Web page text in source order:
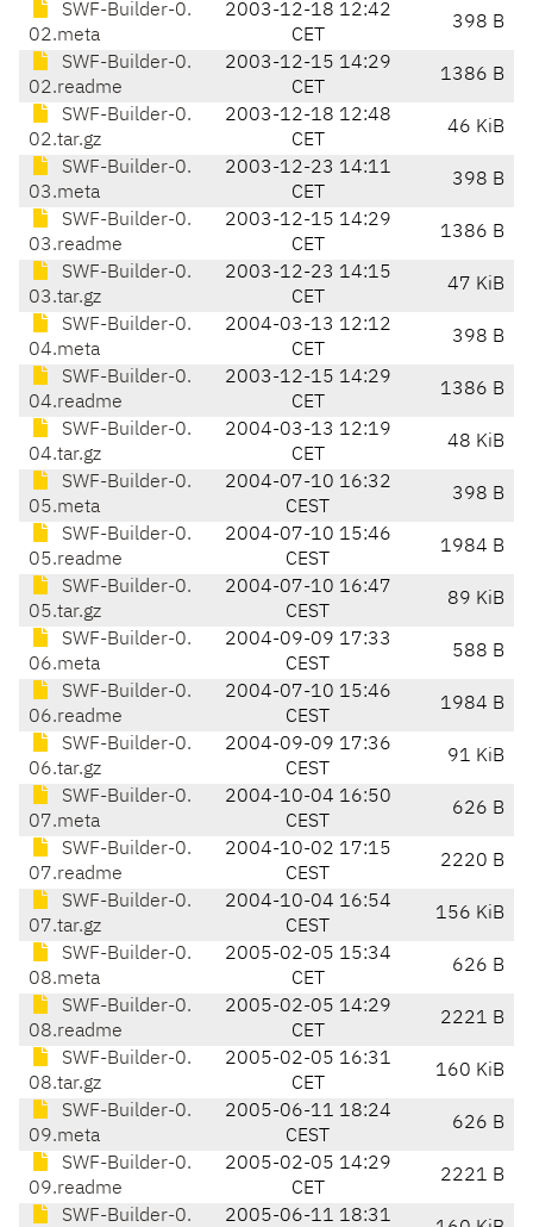
SWF-Builder-0.
02.meta
2003-12-18 12:42
CET
398 B
SWF-Builder-0.
02.readme
2003-12-15 14:29
CET
1386 B
SWF-Builder-0.
02.tar.gz
2003-12-18 12:48
CET
46 KiB
SWF-Builder-0.
03.meta
2003-12-23 14:11
CET
398 B
SWF-Builder-0.
03.readme
2003-12-15 14:29
CET
1386 B
SWF-Builder-0.
03.tar.gz
2003-12-23 14:15
CET
47 KiB
SWF-Builder-0.
04.meta
2004-03-13 12:12
CET
398 B
SWF-Builder-0.
04.readme
2003-12-15 14:29
CET
1386 B
SWF-Builder-0.
04.tar.gz
2004-03-13 12:19
CET
48 KiB
SWF-Builder-0.
05.meta
2004-07-10 16:32
CEST
398 B
SWF-Builder-0.
05.readme
2004-07-10 15:46
CEST
1984 B
SWF-Builder-0.
05.tar.gz
2004-07-10 16:47
CEST
89 KiB
SWF-Builder-0.
06.meta
2004-09-09 17:33
CEST
588 B
SWF-Builder-0.
06.readme
2004-07-10 15:46
CEST
1984 B
SWF-Builder-0.
06.tar.gz
2004-09-09 17:36
CEST
91 KiB
SWF-Builder-0.
07.meta
2004-10-04 16:50
CEST
626 B
SWF-Builder-0.
07.readme
2004-10-02 17:15
CEST
2220 B
SWF-Builder-0.
07.tar.gz
2004-10-04 16:54
CEST
156 KiB
SWF-Builder-0.
08.meta
2005-02-05 15:34
CET
626 B
SWF-Builder-0.
08.readme
2005-02-05 14:29
CET
2221 B
SWF-Builder-0.
08.tar.gz
2005-02-05 16:31
CET
160 KiB
SWF-Builder-0.
09.meta
2005-06-11 18:24
CEST
626 B
SWF-Builder-0.
09.readme
2005-02-05 14:29
CET
2221 B
SWF-Builder-0. 2005-06-11 18:31